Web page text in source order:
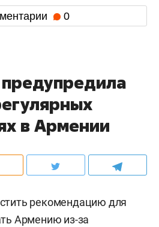
0
в Армении
рекомендацию для
Армению из-за